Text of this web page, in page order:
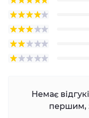
Немає
першим,